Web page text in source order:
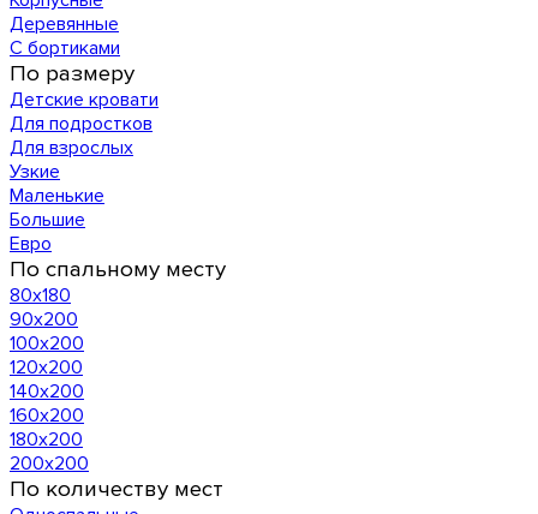
Деревянные
С бортиками
По размеру
Детские кровати
Для подростков
Для взрослых
Узкие
Маленькие
Большие
Евро
По спальному месту
80х180
90х200
100х200
120x200
140х200
160х200
180х200
200х200
По количеству мест